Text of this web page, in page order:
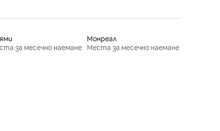
за месечно наемане
Монреал
Места за месечно наемане